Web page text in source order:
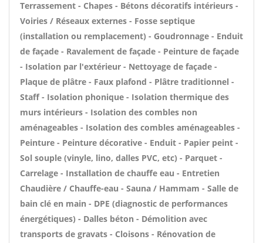
Terrassement - Chapes - Bétons décoratifs intérieurs -
Voiries / Réseaux externes - Fosse septique
(installation ou remplacement) - Goudronnage - Enduit
de façade - Ravalement de façade - Peinture de façade
- Isolation par l'extérieur - Nettoyage de façade -
Plaque de plâtre - Faux plafond - Plâtre traditionnel -
Staff - Isolation phonique - Isolation thermique des
murs intérieurs - Isolation des combles non
aménageables - Isolation des combles aménageables -
Peinture - Peinture décorative - Enduit - Papier peint -
Sol souple (vinyle, lino, dalles PVC, etc) - Parquet -
Carrelage - Installation de chauffe eau - Entretien
Chaudière / Chauffe-eau - Sauna / Hammam - Salle de
bain clé en main - DPE (diagnostic de performances
énergétiques) - Dalles béton - Démolition avec
transports de gravats - Cloisons - Rénovation de